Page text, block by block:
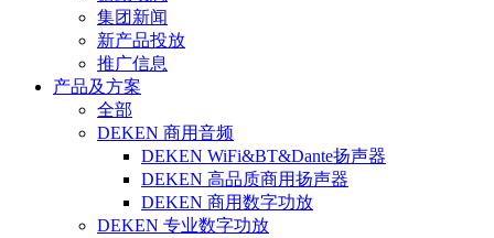
集团新闻
新产品投放
推广信息
产品及方案
全部
DEKEN 商用音频
DEKEN WiFi&BT&Dante扬声器
DEKEN 高品质商用扬声器
DEKEN 商用数字功放
DEKEN 专业数字功放